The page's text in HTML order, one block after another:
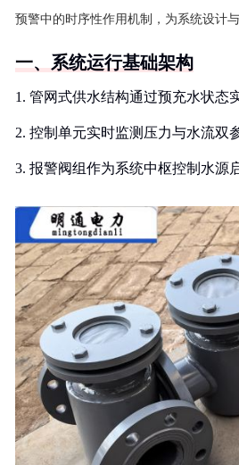
预警中的时序性作用机制，为系统设计
一、系统运行基础架构
1. 管网式供水结构通过预充水状态
2. 控制单元实时监测压力与水流双
3. 报警阀组作为系统中枢控制水源